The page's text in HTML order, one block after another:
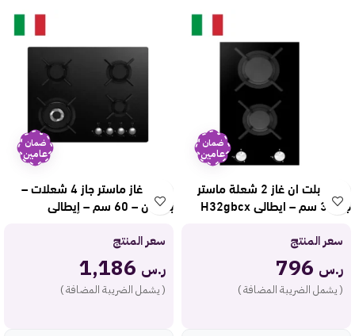
ضمان
عامين
سطح بلت ان غاز 2 شعلة ماستر
جاز 30 سم – ايطالي H32gbcx
سعر المنتج
ر.س
( يشمل الضريبة المضافة )
ضمان
عامين
سطح غاز ماستر جاز 4 شعلات –
بلت ان – 60 سم – إيطالي
H64gbcx
سعر المنتج
ر.س
( يشمل الضريبة المضافة )